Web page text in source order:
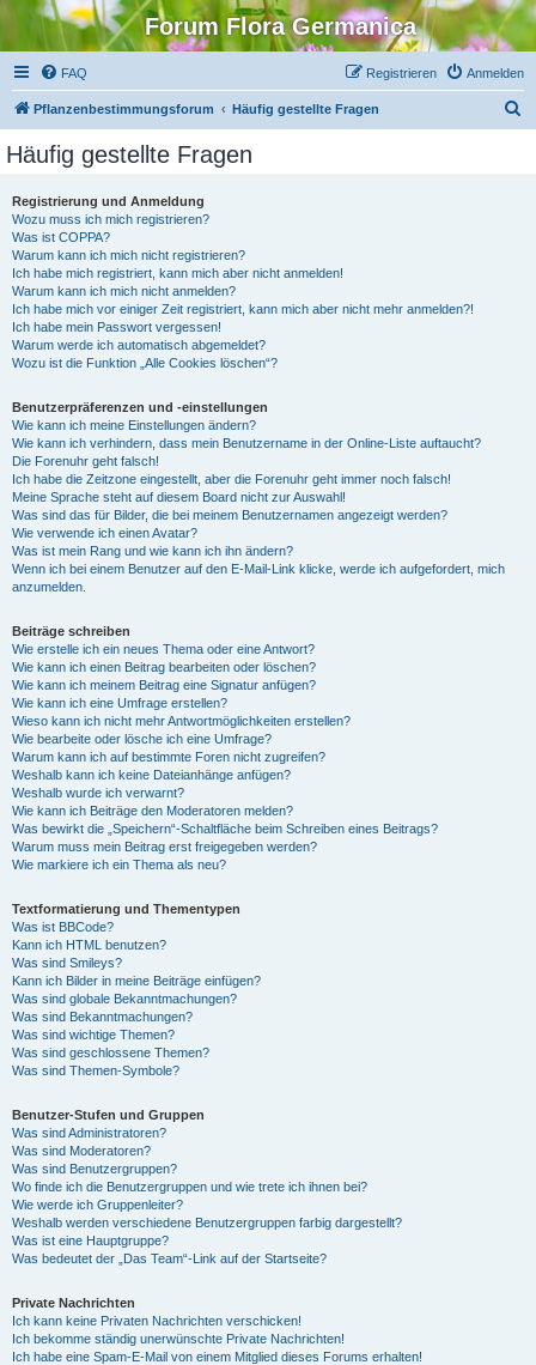
Forum Flora Germanica
FAQ Anmelden
Registrieren
Pflanzenbestimmungsforum Häufig gestellte Fragen
Häufig gestellte Fragen
Registrierung und Anmeldung
Wozu muss ich mich registrieren?
Was ist COPPA?
Warum kann ich mich nicht registrieren?
Ich habe mich registriert, kann mich aber nicht anmelden!
Warum kann ich mich nicht anmelden?
Ich habe mich vor einiger Zeit registriert, kann mich aber nicht mehr anmelden?!
Ich habe mein Passwort vergessen!
Warum werde ich automatisch abgemeldet?
Wozu ist die Funktion „Alle Cookies löschen“?
Benutzerpräferenzen und -einstellungen
Wie kann ich meine Einstellungen ändern?
Wie kann ich verhindern, dass mein Benutzername in der Online-Liste auftaucht?
Die Forenuhr geht falsch!
Ich habe die Zeitzone eingestellt, aber die Forenuhr geht immer noch falsch!
Meine Sprache steht auf diesem Board nicht zur Auswahl!
Was sind das für Bilder, die bei meinem Benutzernamen angezeigt werden?
Wie verwende ich einen Avatar?
Was ist mein Rang und wie kann ich ihn ändern?
Wenn ich bei einem Benutzer auf den E-Mail-Link klicke, werde ich aufgefordert, mich
anzumelden.
Beiträge schreiben
Wie erstelle ich ein neues Thema oder eine Antwort?
Wie kann ich einen Beitrag bearbeiten oder löschen?
Wie kann ich meinem Beitrag eine Signatur anfügen?
Wie kann ich eine Umfrage erstellen?
Wieso kann ich nicht mehr Antwortmöglichkeiten erstellen?
Wie bearbeite oder lösche ich eine Umfrage?
Warum kann ich auf bestimmte Foren nicht zugreifen?
Weshalb kann ich keine Dateianhänge anfügen?
Weshalb wurde ich verwarnt?
Wie kann ich Beiträge den Moderatoren melden?
Was bewirkt die „Speichern“-Schaltfläche beim Schreiben eines Beitrags?
Warum muss mein Beitrag erst freigegeben werden?
Wie markiere ich ein Thema als neu?
Textformatierung und Thementypen
Was ist BBCode?
Kann ich HTML benutzen?
Was sind Smileys?
Kann ich Bilder in meine Beiträge einfügen?
Was sind globale Bekanntmachungen?
Was sind Bekanntmachungen?
Was sind wichtige Themen?
Was sind geschlossene Themen?
Was sind Themen-Symbole?
Benutzer-Stufen und Gruppen
Was sind Administratoren?
Was sind Moderatoren?
Was sind Benutzergruppen?
Wo finde ich die Benutzergruppen und wie trete ich ihnen bei?
Wie werde ich Gruppenleiter?
Weshalb werden verschiedene Benutzergruppen farbig dargestellt?
Was ist eine Hauptgruppe?
Was bedeutet der „Das Team“-Link auf der Startseite?
Private Nachrichten
Ich kann keine Privaten Nachrichten verschicken!
Ich bekomme ständig unerwünschte Private Nachrichten!
Ich habe eine Spam-E-Mail von einem Mitglied dieses Forums erhalten!